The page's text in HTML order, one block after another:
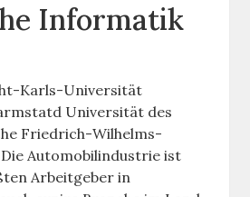
Informatik
Karls-Universität
Universität des
Friedrich-Wilhelms-
Automobilindustrie ist
Arbeitgeber in